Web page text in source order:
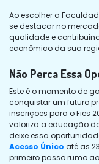
Ao escolher a
se destacar no
qualidade e
econômico da sua
Não Perca Essa
Este é o momento de
conquistar um futuro
inscrições para o Fies
valoriza a educação
deixe essa
Acesso Único até as
primeiro passo rumo